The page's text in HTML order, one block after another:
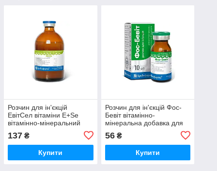
Розчин для ін'єкцій
ЕвітСел вітаміни Е+Se
вітамінно-мінеральний
Бровафарма
137 ₴
Купити
Розчин для ін'єкцій Фос-
Бевіт вітамінно-
мінеральна добавка для
Бровафарма
56₴
Купити